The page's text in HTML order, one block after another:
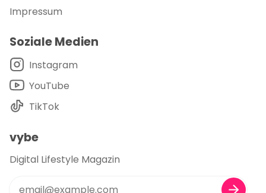
Impressum
Soziale Medien
Instagram
YouTube
TikTok
vybe
Digital Lifestyle Magazin